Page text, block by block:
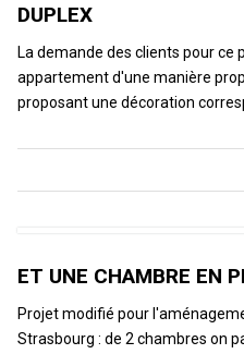
DUPLEX
La demande des clients pour ce
appartement d'une manière
proposant une décoration
ET UNE CHAMBRE EN
Projet modifié pour
Strasbourg : de 2 chambres on